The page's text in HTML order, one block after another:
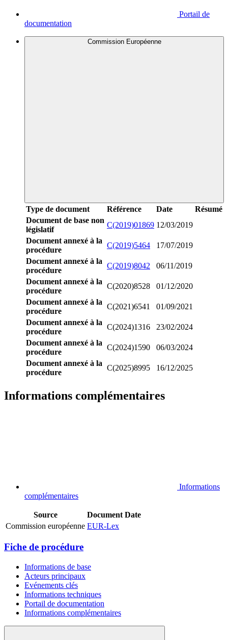
Portail de
documentation
Commission Européenne
Type de document Référence Date
Résumé
Document de base non
législatif
C(2019)01869 12/03/2019
Document annexé à la
procédure
C(2019)5464
17/07/2019
Document annexé à la
procédure
C(2019)8042
06/11/2019
Document annexé à la
procédure
C(2020)8528
01/12/2020
Document annexé à la
procédure
C(2021)6541
01/09/2021
Document annexé à la
procédure
C(2024)1316
23/02/2024
Document annexé à la
procédure
C(2024)1590
06/03/2024
Document annexé à la
procédure
C(2025)8995 16/12/2025
Informations complémentaires
Informations
complémentaires
Source Document Date
Commission européenne EUR-Lex
Fiche de procédure
Informations de base
Acteurs principaux
Evénements clés
Informations techniques
Portail de documentation
Informations complémentaires